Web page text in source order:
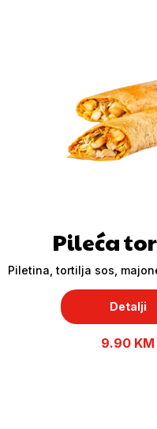
Pileća
Piletina, tortilja sos,
Detalji
9.90 KM